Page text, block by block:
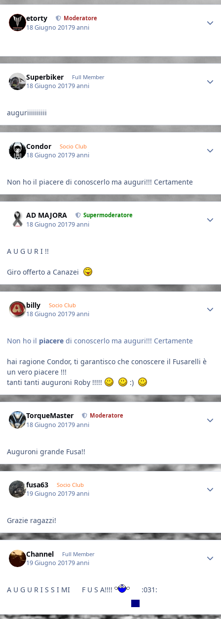
etorty Moderatore
18 Giugno 20179 anni
Superbiker Full Member
18 Giugno 20179 anni
auguriiiiiiiiii
Condor Socio Club
18 Giugno 20179 anni
Non ho il piacere di conoscerlo ma auguri!!! Certamente
AD MAJORA Supermoderatore
18 Giugno 20179 anni
A U G U R I !!
Giro offerto a Canazei
billy Socio Club
18 Giugno 20179 anni
Non ho il piacere di conoscerlo ma auguri!!! Certamente
hai ragione Condor, ti garantisco che conoscere il Fusarelli è
un vero piacere !!!
tanti tanti auguroni Roby !!!!!
:)
TorqueMaster Moderatore
18 Giugno 20179 anni
Auguroni grande Fusa!!
fusa63 Socio Club
19 Giugno 20179 anni
Grazie ragazzi!
Channel Full Member
19 Giugno 20179 anni
A U G U R I S S I MI F U S A!!!! :031: